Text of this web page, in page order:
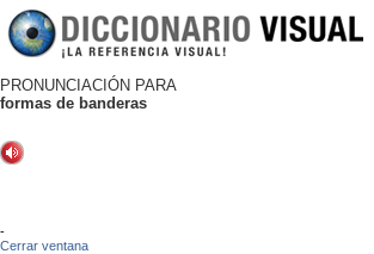
PRONUNCIACIÓN PARA
formas de banderas
-
Cerrar ventana